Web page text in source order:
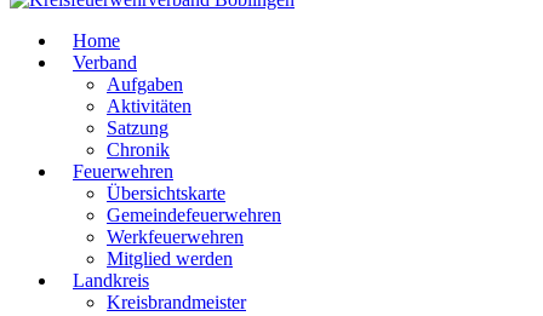
Home
Verband
Aufgaben
Aktivitäten
Satzung
Chronik
Feuerwehren
Übersichtskarte
Gemeindefeuerwehren
Werkfeuerwehren
Mitglied werden
Landkreis
Kreisbrandmeister